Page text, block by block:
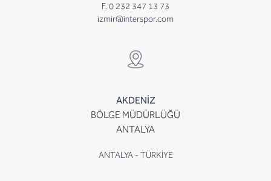
F. 0 232 347 13 73
izmir@interspor.com
AKDENİZ
BÖLGE MÜDÜRLÜĞÜ
ANTALYA
ANTALYA - TÜRKİYE